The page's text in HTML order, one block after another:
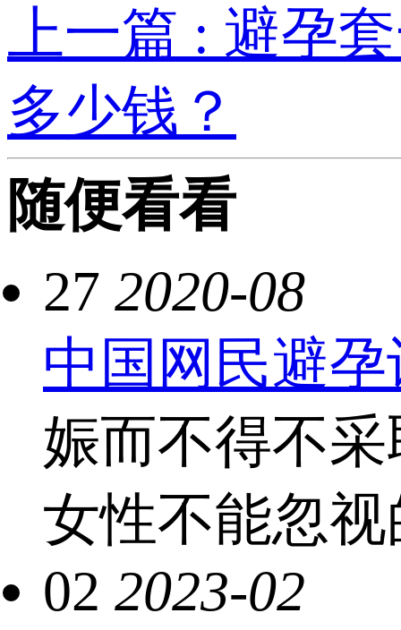
上一篇 : 避孕
多少钱？
随便看看
27 2020-08
中国网民避
娠而不得不
女性不能忽
02 2023-02